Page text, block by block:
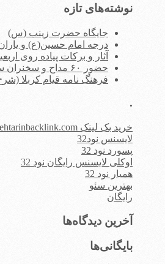
نوشته‌های تازه
جایگاه حضرت زینب (س)
درجه امام حسین(ع) و
آثار و برکات پیاده روی
حضور ۶۰ مداح و سخنران سرشناس در اربعین امسال
فرهنگ نامه قیام کربلا
.
خرید بک لینک behtarinbacklink.com
لایسنس نود32
پسورد نود 32
اوکلی لایسنس رایگان نود 32
همیار نود 32
بهترین سئو
رایگان
آخرین دیدگاه‌ها
بایگانی‌ها